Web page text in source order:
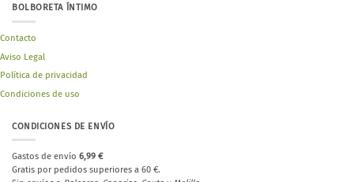
BOLBORETA ÍNTIMO
Contacto
Aviso Legal
Política de privacidad
Condiciones de uso
CONDICIONES DE ENVÍO
Gastos de envío 6,99 €
Gratis por pedidos superiores a 60 €.